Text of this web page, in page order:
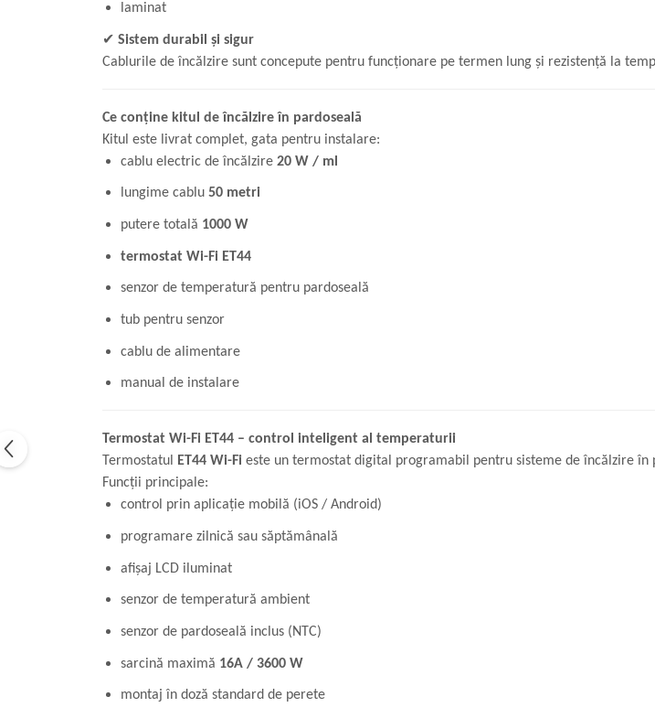
laminat
✔ Sistem durabil și sigur
Cablurile de încălzire sunt concepute pentru funcționare pe termen lung și rezistență la
Ce conține kitul de încălzire în pardoseală
Kitul este livrat complet, gata pentru instalare:
cablu electric de încălzire 20 W / ml
lungime cablu 50 metri
putere totală 1000 W
termostat Wi-Fi ET44
senzor de temperatură pentru pardoseală
tub pentru senzor
cablu de alimentare
manual de instalare
Termostat Wi-Fi ET44 – control inteligent al temperaturii
Termostatul ET44 Wi-Fi este un termostat digital programabil pentru sisteme de încălzire
Funcții principale:
control prin aplicație mobilă (iOS / Android)
programare zilnică sau săptămânală
afișaj LCD iluminat
senzor de temperatură ambient
senzor de pardoseală inclus (NTC)
sarcină maximă 16A / 3600 W
montaj în doză standard de perete